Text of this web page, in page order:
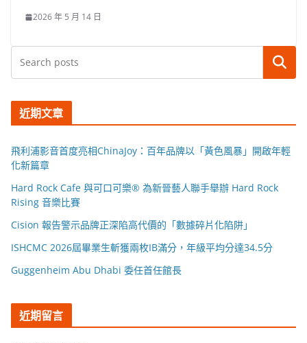
2026 年 5 月 14 日
搜尋
近期文章
飛利浦影音首度亮相ChinaJoy：百年品牌以「黃色風暴」開啟年輕
化新篇章
Hard Rock Cafe 與可口可樂® 為新晉藝人聯手舉辦 Hard Rock
Rising 音樂比賽
Cision 報告警示品牌正深陷高代價的「數據碎片化陷阱」
ISHCMC 2026屆畢業生斬獲兩枚IB滿分，年級平均分達34.5分
Guggenheim Abu Dhabi 委任首任館長
近期留言